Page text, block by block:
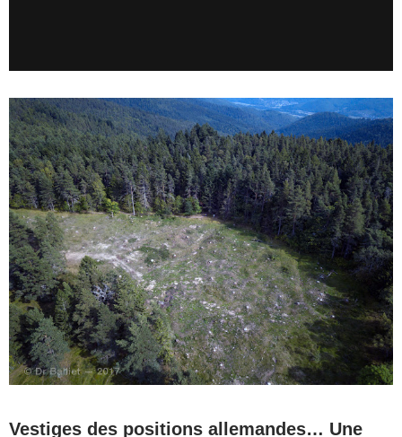
Vestiges des positions allemandes… Une